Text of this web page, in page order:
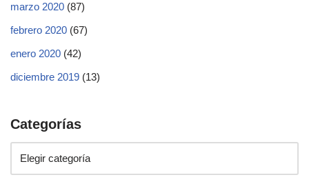
marzo 2020 (87)
febrero 2020 (67)
enero 2020 (42)
diciembre 2019 (13)
Categorías